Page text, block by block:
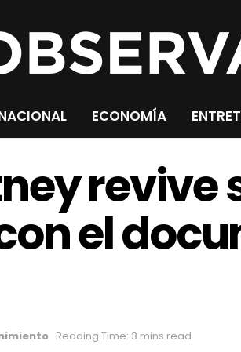
ECONOMÍA
revive
el
Reading Time: 3 mins read